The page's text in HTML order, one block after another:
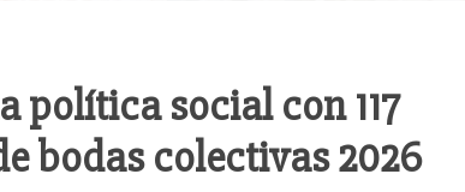
política social con 117
bodas colectivas 2026